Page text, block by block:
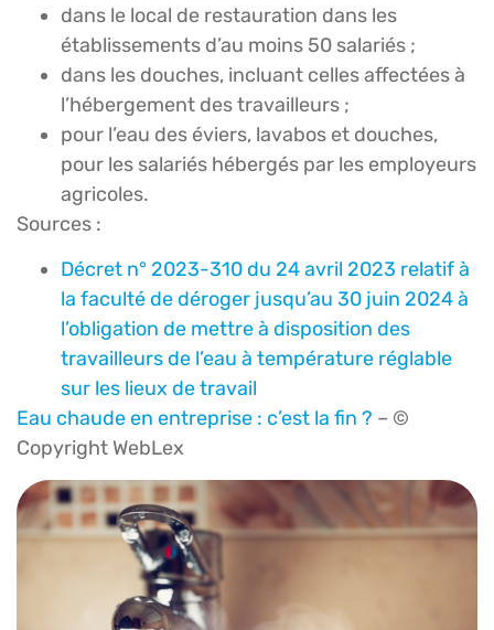
dans le local de restauration dans les
établissements d’au moins 50 salariés ;
dans les douches, incluant celles affectées à
l’hébergement des travailleurs ;
pour l’eau des éviers, lavabos et douches,
pour les salariés hébergés par les employeurs
agricoles.
Sources :
Décret n° 2023-310 du 24 avril 2023 relatif à
la faculté de déroger jusqu’au 30 juin 2024 à
l’obligation de mettre à disposition des
travailleurs de l’eau à température réglable
sur les lieux de travail
Eau chaude en entreprise : c’est la fin ? – ©
Copyright WebLex